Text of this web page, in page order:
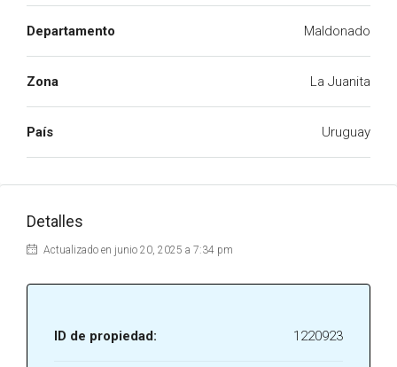
Departamento Maldonado
Zona La Juanita
País Uruguay
Detalles
Actualizado en junio 20, 2025 a 7:34 pm
ID de propiedad: 1220923